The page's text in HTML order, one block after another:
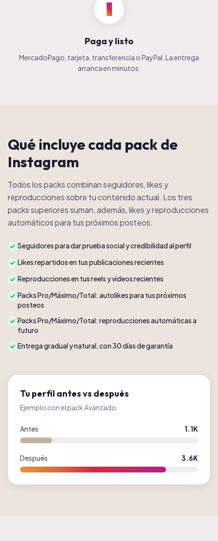
3
Paga y listo
MercadoPago, tarjeta, transferencia o PayPal. La entrega
arranca en minutos.
Qué incluye cada pack de
Instagram
Todos los packs combinan seguidores, likes y
reproducciones sobre tu contenido actual. Los tres
packs superiores suman, además, likes y reproducciones
automáticos para tus próximos posteos.
Seguidores para dar prueba social y credibilidad al perfil
Likes repartidos en tus publicaciones recientes
Reproducciones en tus reels y videos recientes
Packs Pro/Máximo/Total: autolikes para tus próximos
posteos
Packs Pro/Máximo/Total: reproducciones automáticas a
futuro
Entrega gradual y natural, con 30 días de garantía
Tu perfil antes vs después
Ejemplo con el pack Avanzado
Antes 1.1K
Después 3.6K